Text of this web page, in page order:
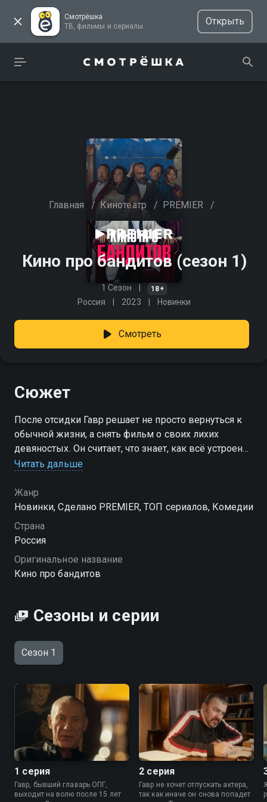
Смотрёшка
ТВ, фильмы и сериалы
Открыть
Главная / Кинотеатр / PREMIER /
Кино про бандитов (сезон 1)
1 Сезон 18+
Россия 2023 Новинки
Смотреть
Сюжет
После отсидки Гавр решает не просто вернуться к
обычной жизни, а снять фильм о своих лихих
девяностых. Он считает, что знает, как всё устроено,
и намерен показать «правду» о бандитской
группу и начинает воспроизводить сцены из
прошлого — но быстро понимает, что времена
изменились, а методы больше не работают. Вместо
славы его ждут новые проблемы, и всё идёт
влезает в очередную авантюру, где реальность
оказывается куда абсурднее любых сценариев.
с Нагиевым, Пореченковым и Дужниковым. «Кино
качестве.
бандитов вы можете совершенно бесплатно в
хорошем HD качестве на Смотрёшке
Читать дальше
Жанр
Новинки, Сделано PREMIER, ТОП сериалов, Комедии
Страна
Россия
Оригинальное название
Кино про бандитов
Сезоны и серии
Сезон 1
1 серия
Гавр, бывший главарь ОПГ,
выходит на волю после 15 лет
2 серия
Гавр не хочет отпускать актера,
так как иначе он снова попадет